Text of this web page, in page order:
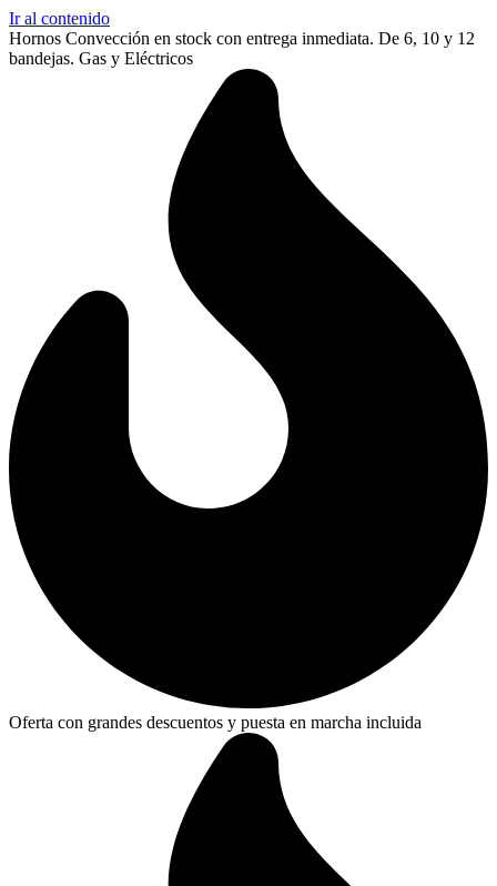
Ir al contenido
Hornos Convección en stock con entrega inmediata. De 6, 10 y 12
bandejas. Gas y Eléctricos
Oferta con grandes descuentos y puesta en marcha incluida